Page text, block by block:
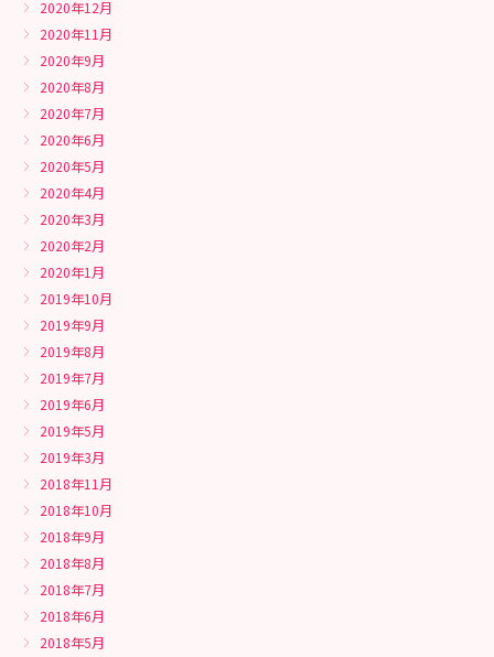
2020年12月
2020年11月
2020年9月
2020年8月
2020年7月
2020年6月
2020年5月
2020年4月
2020年3月
2020年2月
2020年1月
2019年10月
2019年9月
2019年8月
2019年7月
2019年6月
2019年5月
2019年3月
2018年11月
2018年10月
2018年9月
2018年8月
2018年7月
2018年6月
2018年5月